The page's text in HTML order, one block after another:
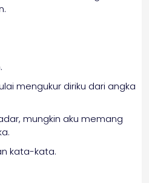
mengukur diriku dari angka
mungkin aku memang
kata-kata.